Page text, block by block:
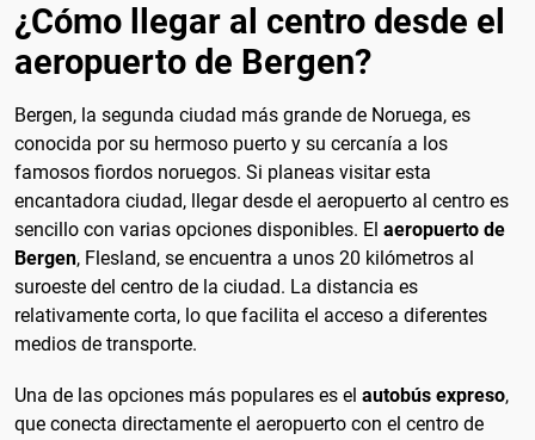
¿Cómo llegar al centro desde el
aeropuerto de Bergen?
Bergen, la segunda ciudad más grande de Noruega, es
conocida por su hermoso puerto y su cercanía a los
famosos fiordos noruegos. Si planeas visitar esta
encantadora ciudad, llegar desde el aeropuerto al centro es
sencillo con varias opciones disponibles. El aeropuerto de
Bergen, Flesland, se encuentra a unos 20 kilómetros al
suroeste del centro de la ciudad. La distancia es
relativamente corta, lo que facilita el acceso a diferentes
medios de transporte.
Una de las opciones más populares es el autobús expreso,
que conecta directamente el aeropuerto con el centro de